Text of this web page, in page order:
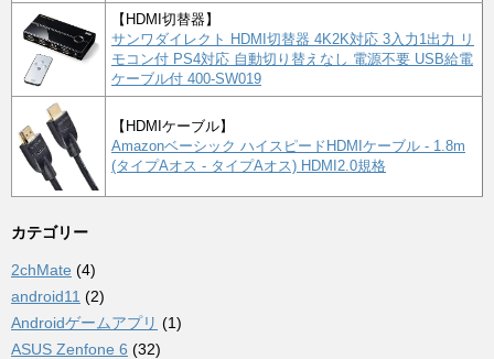
【HDMI切替器】
サンワダイレクト HDMI切替器 4K2K対応 3入力1出力 リ
モコン付 PS4対応 自動切り替えなし 電源不要 USB給電
ケーブル付 400-SW019
【HDMIケーブル】
Amazonベーシック ハイスピードHDMIケーブル - 1.8m
(タイプAオス - タイプAオス) HDMI2.0規格
カテゴリー
2chMate (4)
android11 (2)
Androidゲームアプリ (1)
ASUS Zenfone 6 (32)